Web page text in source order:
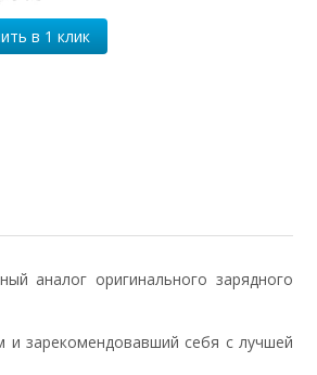
аналог оригинального зарядного
зарекомендовавший себя с лучшей